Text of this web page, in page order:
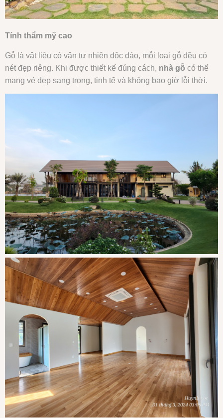
Tính thẩm mỹ cao
Gỗ là vật liệu có vân tự nhiên độc đáo, mỗi loại gỗ đều có
nét đẹp riêng. Khi được thiết kế đúng cách, nhà gỗ có thể
mang vẻ đẹp sang trọng, tinh tế và không bao giờ lỗi thời.